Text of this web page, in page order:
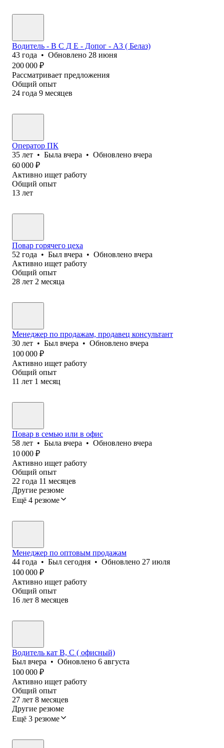
Водитель - В С Д Е - Допог - А3 ( Белаз)
43 года • Обновлено 28 июня
200 000 ₽
Рассматривает предложения
Общий опыт
24 года 9 месяцев
Оператор ПК
35 лет • Была вчера • Обновлено вчера
60 000 ₽
Активно ищет работу
Общий опыт
13 лет
Повар горячего цеха
52 года • Был вчера • Обновлено вчера
Активно ищет работу
Общий опыт
28 лет 2 месяца
Менеджер по продажам, продавец консультант
30 лет • Был вчера • Обновлено вчера
100 000 ₽
Активно ищет работу
Общий опыт
11 лет 1 месяц
Повар в семью или в офис
58 лет • Была вчера • Обновлено вчера
10 000 ₽
Активно ищет работу
Общий опыт
22 года 11 месяцев
Другие резюме
Ещё 4 резюме
Менеджер по оптовым продажам
44 года • Был сегодня • Обновлено 27 июля
100 000 ₽
Активно ищет работу
Общий опыт
16 лет 8 месяцев
Водитель кат В, С ( офисный)
Был вчера • Обновлено 6 августа
100 000 ₽
Активно ищет работу
Общий опыт
27 лет 8 месяцев
Другие резюме
Ещё 3 резюме